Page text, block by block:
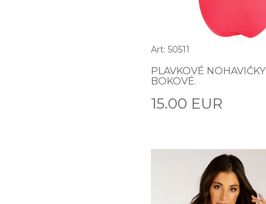
Art: 50511
PLAVKOVÉ NOHAVIČKY
BOKOVÉ.
15.00 EUR